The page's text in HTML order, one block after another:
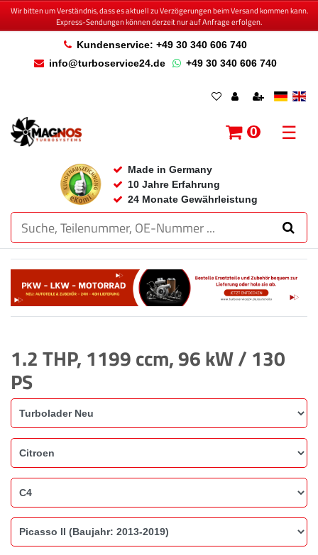
Wir bitten um Verständnis, dass es aktuell zu Verzögerungen beim Versand kommen kann.
Express-Sendungen können derzeit nur auf Anfrage erfolgen.
Kundenservice: +49 30 340 606 740
info@turboservice24.de
+49 30 340 606 740
Made in Germany
10 Jahre Erfahrung
24 Monate Gewährleistung
0 ☰
1.2 THP, 1199 ccm, 96 kW / 130
PS